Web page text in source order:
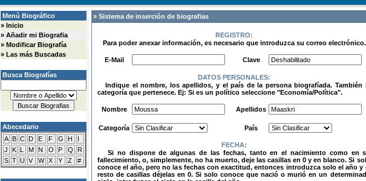
Menú Biográfico
» Inicio
» Añadir mi Biografia
» Modificar Biografía
» Las más Buscadas
Busca Biografías
Abecedario
A B C D E F G H
I
J
K L M N O P Q
R
S T U V W X Y Z #
» Sistema de inserción de biografias
REGISTRO:
Para poder anexar información, es necesario que introduzca su correo electrónico.
E-Mail
Clave
DATOS PERSONALES:
Indique el nombre, los apellidos, y el país de la persona biografíada. También
categoría que pertenece. Ej: Si es un político seleccione "Economía/Política".
Nombre
Apellidos
Categoría País
FECHA:
Si no dispone de algunas de las fechas, tanto en el nacimiento como en
fallecimiento, o, simplemente, no ha muerto, deje las casillas en 0 y en blanco. Si
conoce el año, pero no las fechas con exactitud, entonces introduzca solo el año y
resto de casillas déjelas en 0. Si solo conoce que nació o murió en un